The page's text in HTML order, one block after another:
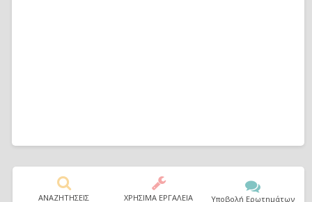
ΑΝΑΖΗΤΗΣΕΙΣ ΧΡΗΣΙΜΑ ΕΡΓΑΛΕΙΑ Υποβολή Ερωτημάτων